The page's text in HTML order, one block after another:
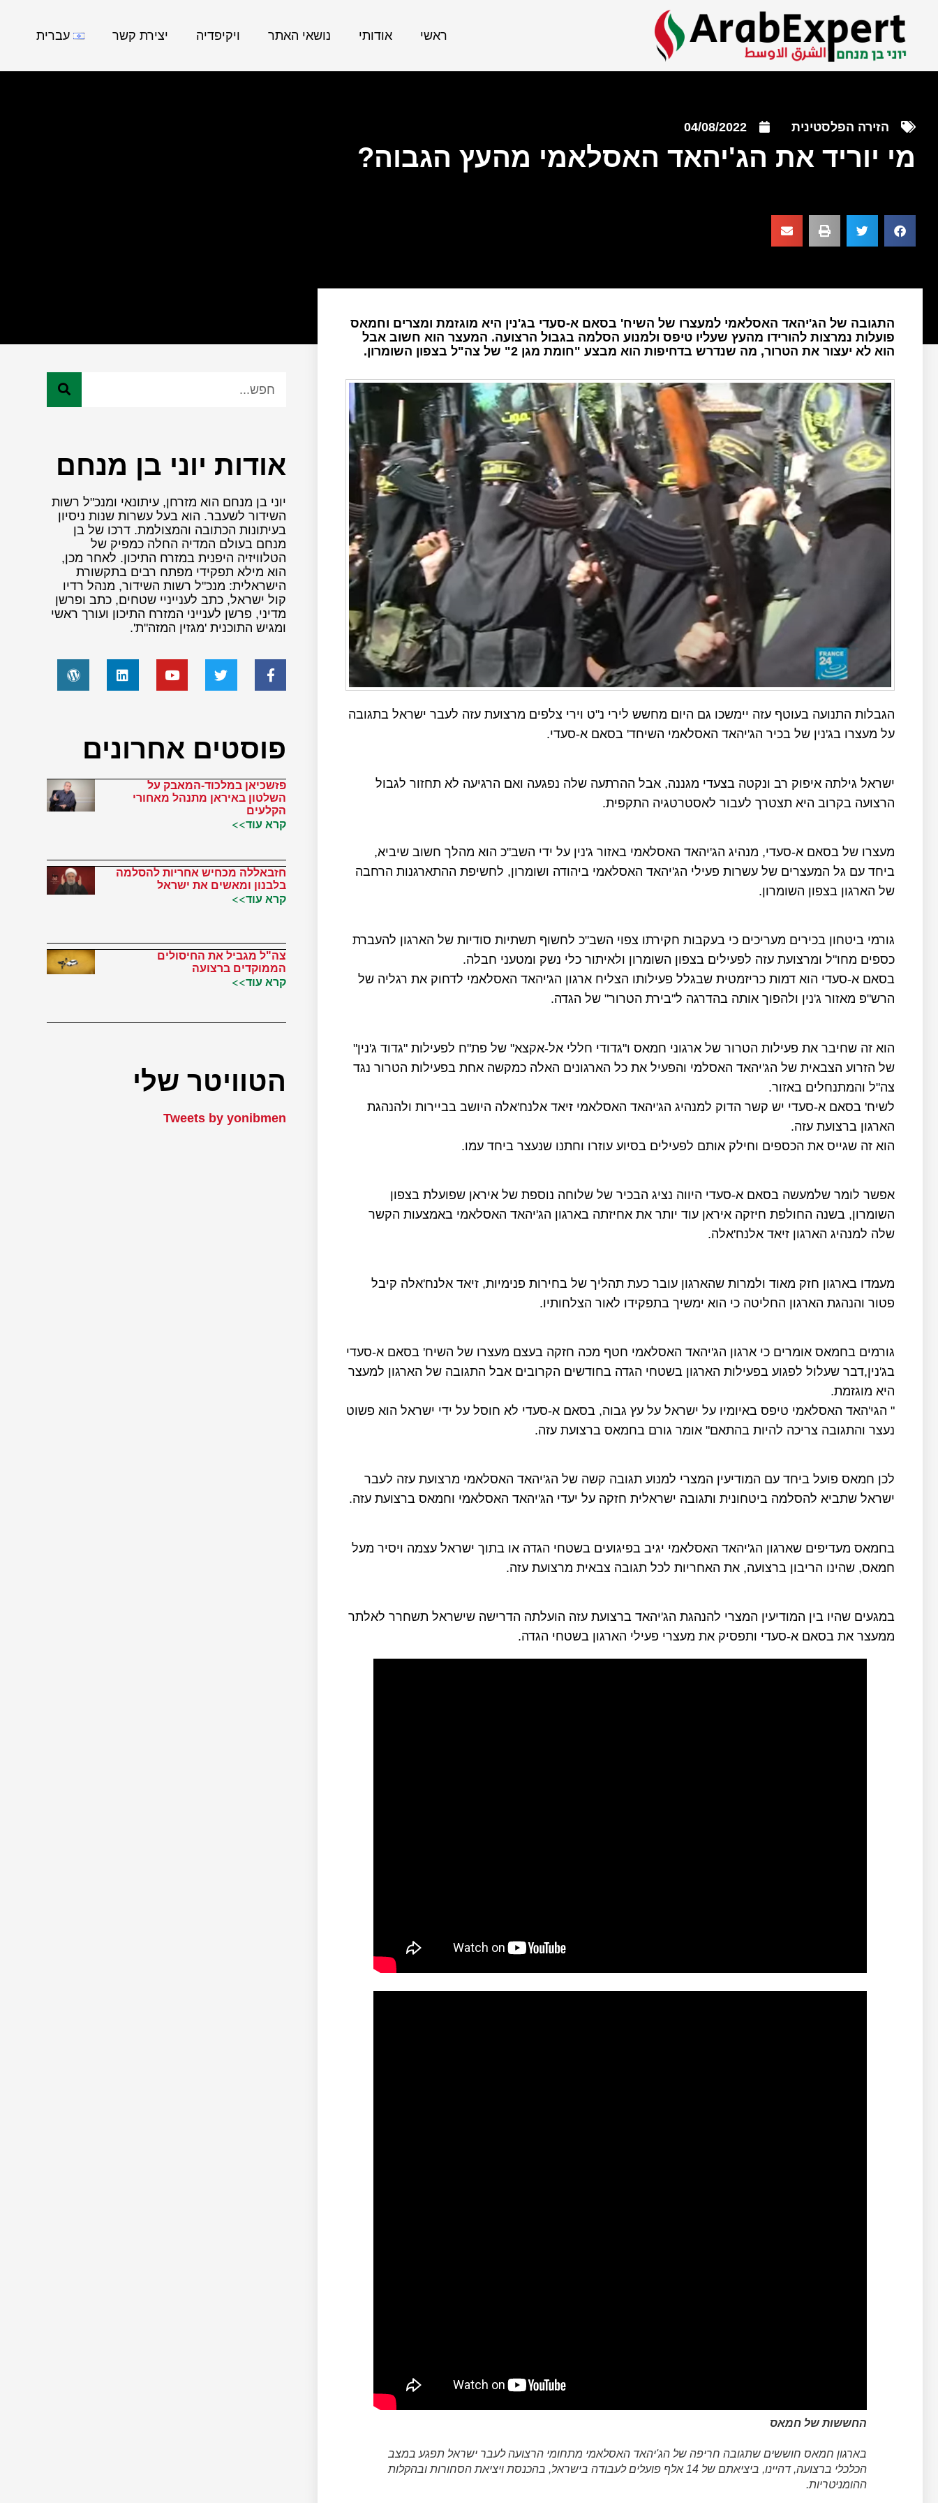
ראשי אודותי נושאי האתר ויקיפדיה יצירת קשר עברית
הזירה הפלסטינית 04/08/2022
מי יוריד את הג'יהאד האסלאמי מהעץ הגבוה?
התגובה של הג'יהאד האסלאמי למעצרו של השיח' בסאם א-סעדי בג'נין היא מוגזמת ומצרים וחמאס
פועלות נמרצות להורידו מהעץ שעליו טיפס ולמנוע הסלמה בגבול הרצועה. המעצר הוא חשוב אבל
הוא לא יעצור את הטרור, מה שנדרש בדחיפות הוא מבצע "חומת מגן 2" של צה"ל בצפון השומרון.
הגבלות התנועה בעוטף עזה יימשכו גם היום מחשש לירי נ"ט וירי צלפים מרצועת עזה לעבר ישראל בתגובה
על מעצרו בג'נין של בכיר הג'יהאד האסלאמי השיחד' בסאם א-סעדי.
ישראל גילתה איפוק רב ונקטה בצעדי מגננה, אבל ההרתעה שלה נפגעה ואם הרגיעה לא תחזור לגבול
הרצועה בקרוב היא תצטרך לעבור לאסטרטגיה התקפית.
מעצרו של בסאם א-סעדי, מנהיג הג'יהאד האסלאמי באזור ג'נין על ידי השב"כ הוא מהלך חשוב שיביא,
ביחד עם גל המעצרים של עשרות פעילי הג'יהאד האסלאמי ביהודה ושומרון, לחשיפת ההתארגנות הרחבה
של הארגון בצפון השומרון.
גורמי ביטחון בכירים מעריכים כי בעקבות חקירתו צפוי השב"כ לחשוף תשתיות סודיות של הארגון להעברת
כספים מחו"ל ומרצועת עזה לפעילים בצפון השומרון ולאיתור כלי נשק ומטעני חבלה.
בסאם א-סעדי הוא דמות כריזמטית שבגלל פעילותו הצליח ארגון הג'יהאד האסלאמי לדחוק את רגליה של
הרש"פ מאזור ג'נין ולהפוך אותה בהדרגה ל"בירת הטרור" של הגדה.
הוא זה שחיבר את פעילות הטרור של ארגוני חמאס ו"גדודי חללי אל-אקצא" של פת"ח לפעילות "גדוד ג'נין"
של הזרוע הצבאית של הג'יהאד האסלמי והפעיל את כל הארגונים האלה כמקשה אחת בפעילות הטרור נגד
צה"ל והמתנחלים באזור.
לשיח' בסאם א-סעדי יש קשר הדוק למנהיג הג'יהאד האסלאמי זיאד אלנח'אלה היושב בביירות ולהנהגת
הארגון ברצועת עזה.
הוא זה שגייס את הכספים וחילק אותם לפעילים בסיוע עוזרו וחתנו שנעצר ביחד עמו.
אפשר לומר שלמעשה בסאם א-סעדי היווה נציג הבכיר של שלוחה נוספת של איראן שפועלת בצפון
השומרון, בשנה החולפת חיזקה איראן עוד יותר את אחיזתה בארגון הג'יהאד האסלאמי באמצעות הקשר
שלה למנהיג הארגון זיאד אלנח'אלה.
מעמדו בארגון חזק מאוד ולמרות שהארגון עובר כעת תהליך של בחירות פנימיות, זיאד אלנח'אלה קיבל
פטור והנהגת הארגון החליטה כי הוא ימשיך בתפקידו לאור הצלחותיו.
גורמים בחמאס אומרים כי ארגון הג'יהאד האסלאמי חטף מכה חזקה בעצם מעצרו של השיח' בסאם א-סעדי
בג'נין,דבר שעלול לפגוע בפעילות הארגון בשטחי הגדה בחודשים הקרובים אבל התגובה של הארגון למעצר
היא מוגזמת.
" הגי'האד האסלאמי טיפס באיומיו על ישראל על עץ גבוה, בסאם א-סעדי לא חוסל על ידי ישראל הוא פשוט
נעצר והתגובה צריכה להיות בהתאם" אומר גורם בחמאס ברצועת עזה.
לכן חמאס פועל ביחד עם המודיעין המצרי למנוע תגובה קשה של הג'יהאד האסלאמי מרצועת עזה לעבר
ישראל שתביא להסלמה ביטחונית ותגובה ישראלית חזקה על יעדי הג'יהאד האסלאמי וחמאס ברצועת עזה.
בחמאס מעדיפים שארגון הג'יהאד האסלאמי יגיב בפיגועים בשטחי הגדה או בתוך ישראל עצמה ויסיר מעל
חמאס, שהינו הריבון ברצועה, את האחריות לכל תגובה צבאית מרצועת עזה.
במגעים שהיו בין המודיעין המצרי להנהגת הג'יהאד ברצועת עזה הועלתה הדרישה שישראל תשחרר לאלתר
ממעצר את בסאם א-סעדי ותפסיק את מעצרי פעילי הארגון בשטחי הגדה.
החששות של חמאס
בארגון חמאס חוששים שתגובה חריפה של הג'יהאד האסלאמי מתחומי הרצועה לעבר ישראל תפגע במצב
הכלכלי ברצועה, דהיינו, ביציאתם של 14 אלף פועלים לעבודה בישראל, בהכנסת ויציאת הסחורות ובהקלות
ההומניטריות.
אודות יוני בן מנחם
יוני בן מנחם הוא מזרחן, עיתונאי ומנכ"ל רשות
השידור לשעבר. הוא בעל עשרות שנות ניסיון
בעיתונות הכתובה והמצולמת. דרכו של בן
מנחם בעולם המדיה החלה כמפיק של
הטלוויזיה היפנית במזרח התיכון. לאחר מכן,
הוא מילא תפקידי מפתח רבים בתקשורת
הישראלית: מנכ"ל רשות השידור, מנהל רדיו
קול ישראל, כתב לענייניי שטחים, כתב ופרשן
מדיני, פרשן לענייני המזרח התיכון ועורך ראשי
ומגיש התוכנית 'מגזין המזה"ת'.
פוסטים אחרונים
פזשכיאן במלכוד-המאבק על
השלטון באיראן מתנהל מאחורי
הקלעים
קרא עוד>>
חזבאללה מכחיש אחריות להסלמה
בלבנון ומאשים את ישראל
קרא עוד>>
צה"ל מגביל את החיסולים
הממוקדים ברצועה
קרא עוד>>
הטוויטר שלי
Tweets by yonibmen